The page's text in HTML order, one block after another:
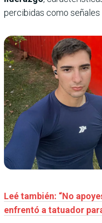
percibidas como señales
Leé también: “No
enfrentó a tatuador